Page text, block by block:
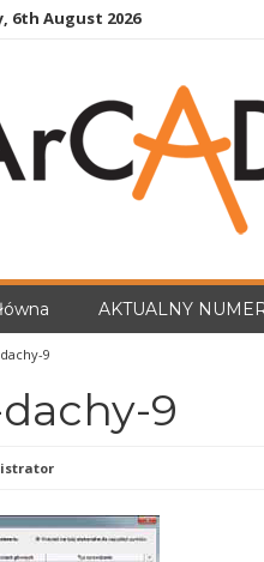
6th August 2026
AKTUALNY
9
dachy-9